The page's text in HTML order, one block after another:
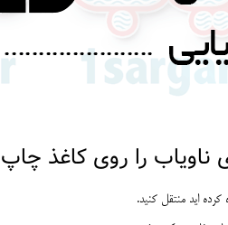
ناویاب را روی کاغذ
اید منتقل کنید.